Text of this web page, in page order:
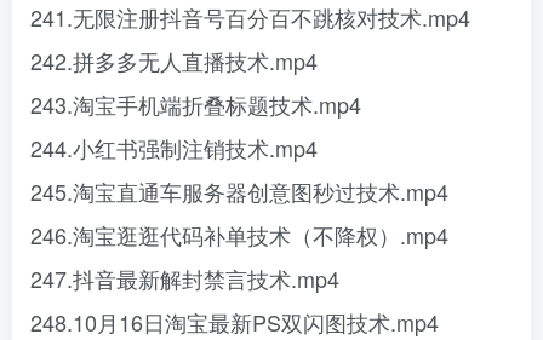
241.无限注册抖音号百分百不跳核对技术.mp4
242.拼多多无人直播技术.mp4
243.淘宝手机端折叠标题技术.mp4
244.小红书强制注销技术.mp4
245.淘宝直通车服务器创意图秒过技术.mp4
246.淘宝逛逛代码补单技术（不降权）.mp4
247.抖音最新解封禁言技术.mp4
248.10月16日淘宝最新PS双闪图技术.mp4